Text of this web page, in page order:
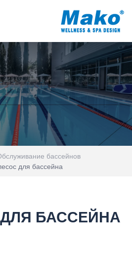
бассейнов
для бассейна
БАССЕЙНА